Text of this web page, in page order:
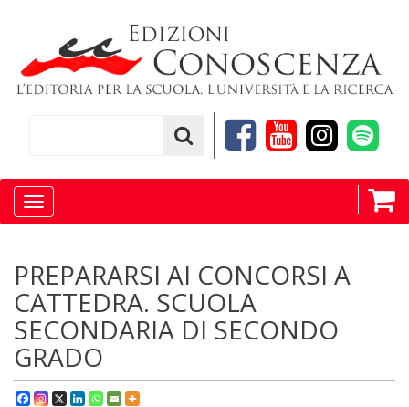
Toggle
navigation
PREPARARSI AI CONCORSI A
CATTEDRA. SCUOLA
SECONDARIA DI SECONDO
GRADO